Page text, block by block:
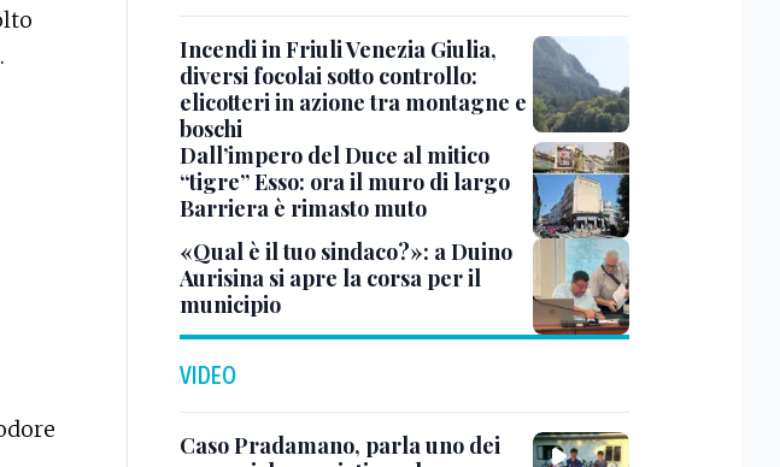
Incendi in Friuli Venezia Giulia,
diversi focolai sotto controllo:
elicotteri in azione tra montagne e
boschi
Dall’impero del Duce al mitico
“tigre” Esso: ora il muro di largo
Barriera è rimasto muto
«Qual è il tuo sindaco?»: a Duino
Aurisina si apre la corsa per il
municipio
VIDEO
Caso Pradamano, parla uno dei